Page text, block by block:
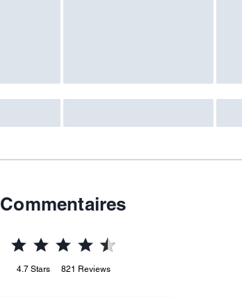
Commentaires
4.7 Stars 821 Reviews